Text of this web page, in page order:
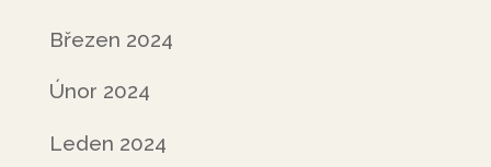
Březen 2024
Únor 2024
Leden 2024